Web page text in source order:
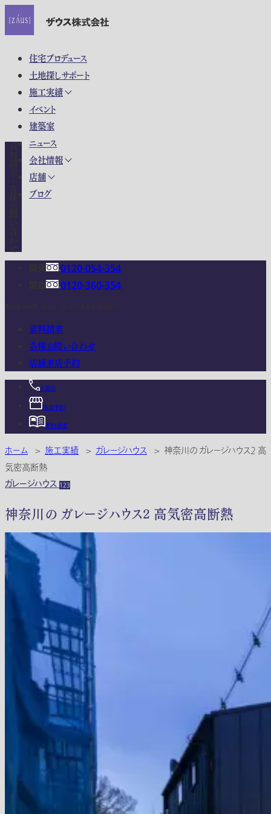
住宅プロデュース
土地探しサポート
施工実績
イベント
建築家
ニュース
会社情報
店舗
ブログ
0120-054-354
0120-360-354
資料請求
各種お問い合わせ
店舗来店予約
お電話
来店予約
資料請求
ホーム > 施工実績 > ガレージハウス > 神奈川の ガレージハウス2 高
気密高断熱
ガレージハウス123
神奈川の ガレージハウス2 高気密高断熱